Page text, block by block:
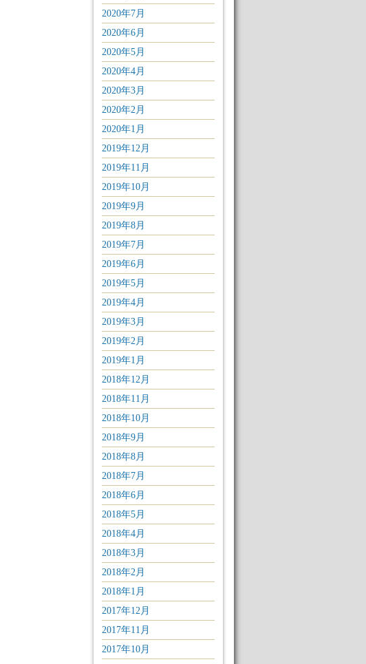
2020年7月
2020年6月
2020年5月
2020年4月
2020年3月
2020年2月
2020年1月
2019年12月
2019年11月
2019年10月
2019年9月
2019年8月
2019年7月
2019年6月
2019年5月
2019年4月
2019年3月
2019年2月
2019年1月
2018年12月
2018年11月
2018年10月
2018年9月
2018年8月
2018年7月
2018年6月
2018年5月
2018年4月
2018年3月
2018年2月
2018年1月
2017年12月
2017年11月
2017年10月